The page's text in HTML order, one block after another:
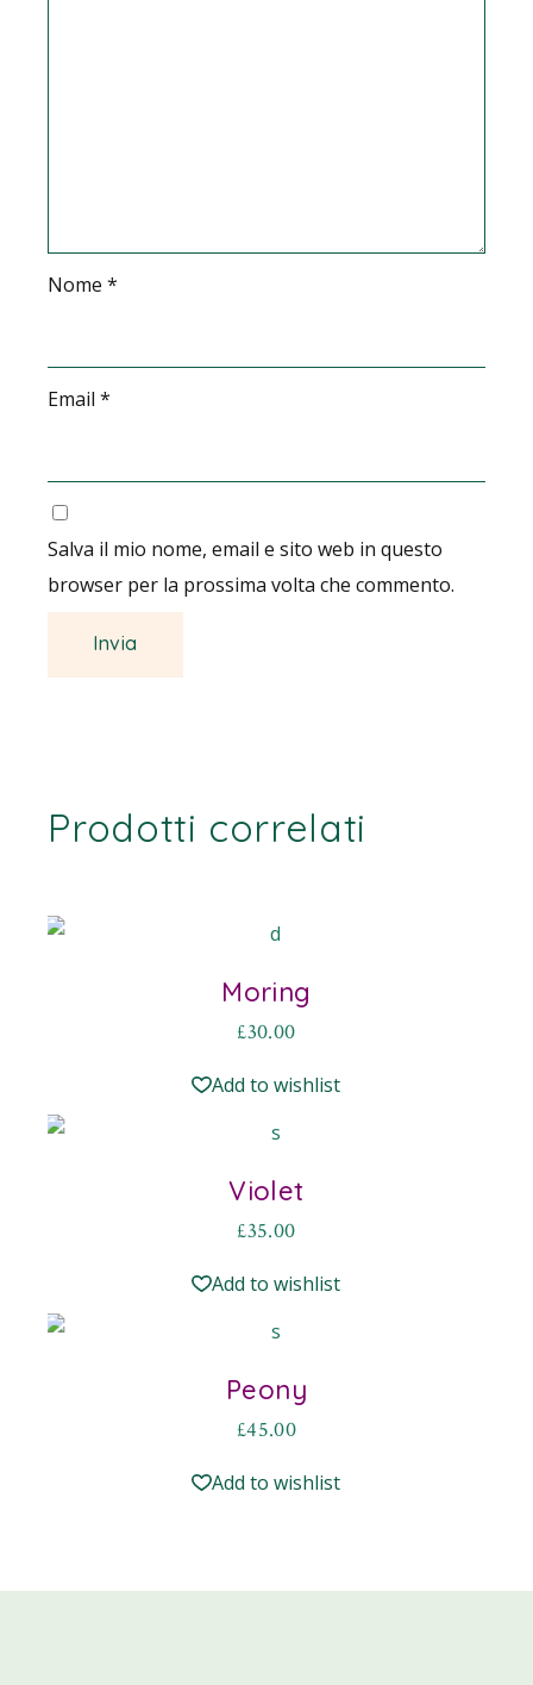
Nome*
Email*
Salva il mio nome, email e sito web in questo
browser per la prossima volta che commento.
Prodotti correlati
Moring
£30.00
Add to wishlist
Violet
£35.00
Add to wishlist
Peony
£45.00
Add to wishlist